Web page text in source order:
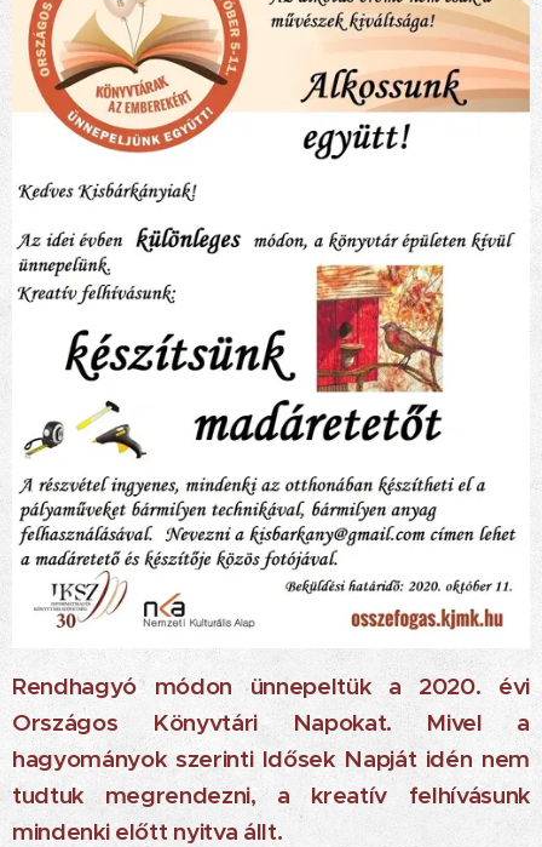
Rendhagyó módon ünnepeltük a 2020. évi
Országos Könyvtári Napokat. Mivel a
hagyományok szerinti Idősek Napját idén nem
tudtuk megrendezni, a kreatív felhívásunk
mindenki előtt nyitva állt.